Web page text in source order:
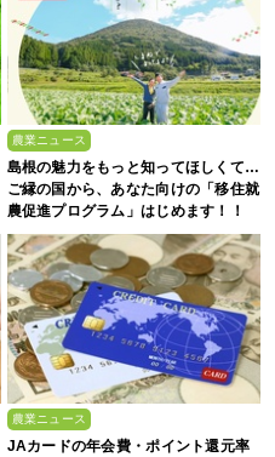
農業ニュース
島根の魅力をもっと知ってほしくて…
ご縁の国から、あなた向けの「移住就
農促進プログラム」はじめます！！
農業ニュース
JAカードの年会費・ポイント還元率